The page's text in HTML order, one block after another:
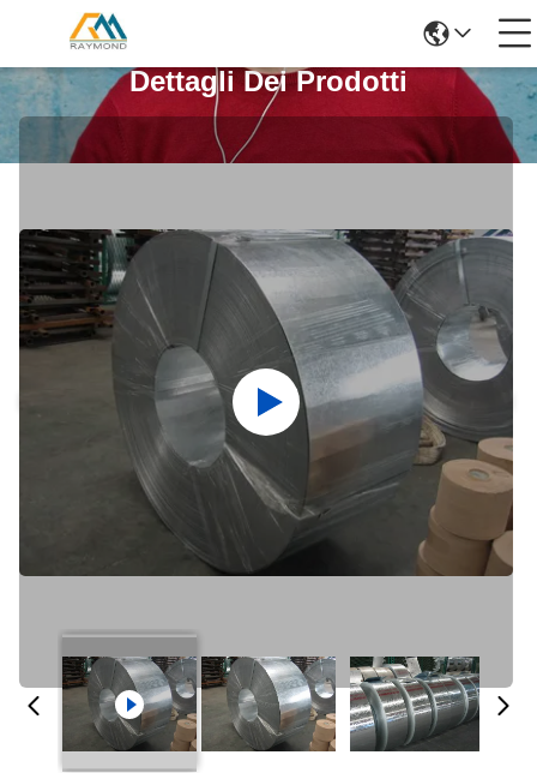
Dettagli Dei Prodotti